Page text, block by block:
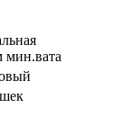
мин.вата